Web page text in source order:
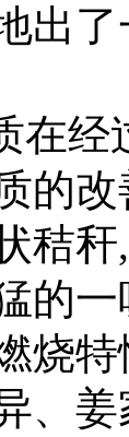
出
在经
的
秸
的
烧
、